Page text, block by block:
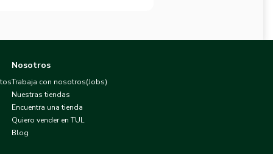
Nosotros
Trabaja con nosotros(Jobs)
Nuestras tiendas
Encuentra una tienda
Quiero vender en TUL
Blog